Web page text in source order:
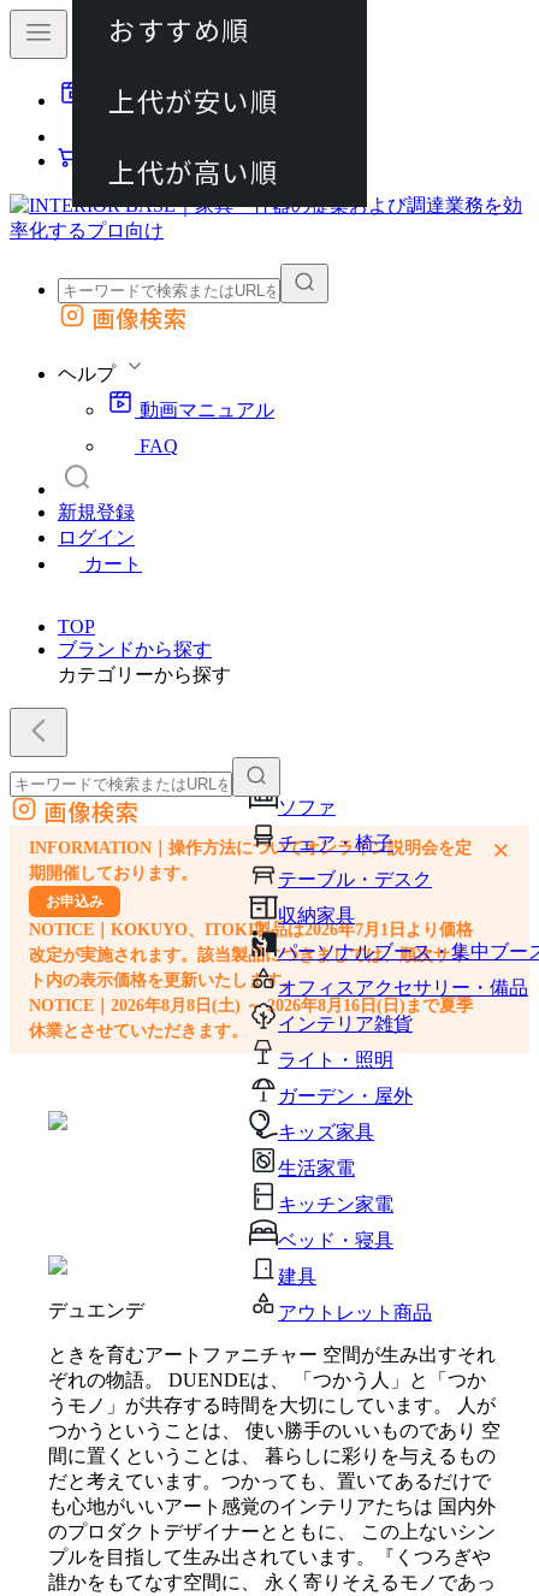
動画マニュアル
カート
外部サイトの商品をカートに追加
画像検索
ヘルプ
動画マニュアル
FAQ
新規登録
ログイン
カート
TOP
ブランドから探す
カテゴリーから探す
ソファ
チェア・椅子
テーブル・デスク
収納家具
パーソナルブース・集中ブー
オフィスアクセサリー・備品
インテリア雑貨
ライト・照明
ガーデン・屋外
キッズ家具
生活家電
キッチン家電
ベッド・寝具
建具
アウトレット商品
外部サイトの商品をカートに追加
他のサイトで見つけた商品ページのURLを貼り付けて、カートに追加できます
画像検索
INFORMATION｜操作方法についてオンライン説明会を定
期開催しております。
お申込み
NOTICE｜KOKUYO、ITOKI製品は2026年7月1日より価格
改定が実施されます。該当製品につきましては、順次サイ
ト内の表示価格を更新いたします。
NOTICE｜2026年8月8日(土) ～ 2026年8月16日(日)まで夏季
休業とさせていただきます。
×
デュエンデ
ときを育むアートファニチャー 空間が生み出すそれ
ぞれの物語。 DUENDEは、 「つかう人」と「つか
うモノ」が共存する時間を大切にしています。 人が
つかうということは、 使い勝手のいいものであり 空
間に置くということは、 暮らしに彩りを与えるもの
だと考えています。つかっても、置いてあるだけで
も心地がいいアート感覚のインテリアたちは 国内外
のプロダクトデザイナーとともに、 この上ないシン
プルを目指して生み出されています。『くつろぎや
誰かをもてなす空間に、 永く寄りそえるモノであっ
おすすめ順
上代が安い順
上代が高い順